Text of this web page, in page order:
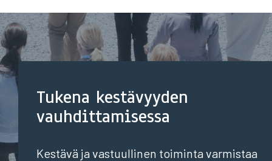
Tukena kestävyyden
vauhdittamisessa
Kestävä ja vastuullinen toiminta varmistaa